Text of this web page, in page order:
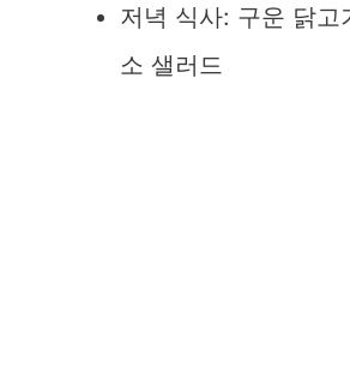
저녁 식사: 구운 닭고
소 샐러드